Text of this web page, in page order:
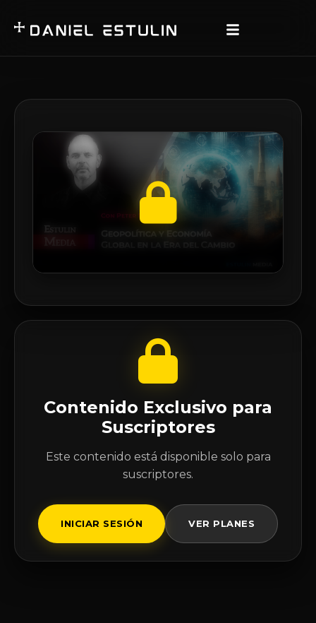
Contenido Exclusivo para
Suscriptores
Este contenido está disponible solo para
suscriptores.
INICIAR SESIÓN VER PLANES